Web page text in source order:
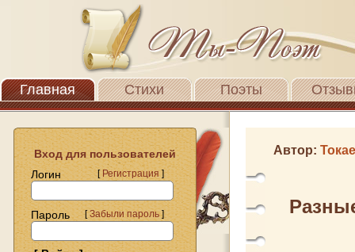
Главная Стихи Поэты
Вход для пользователей
Логин
[Регистрация]
Пароль [Забыли пароль]
Автор: